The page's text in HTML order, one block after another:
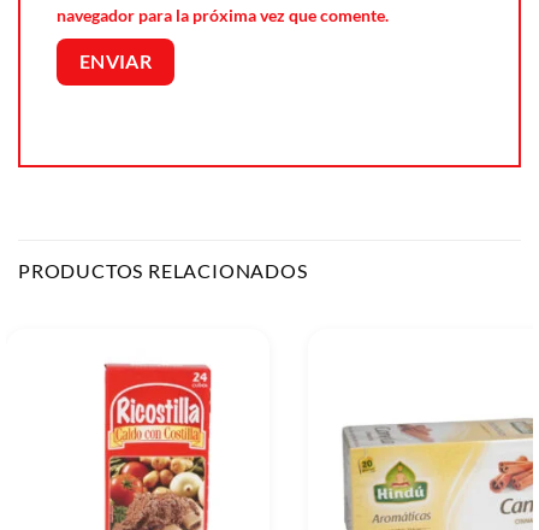
navegador para la próxima vez que comente.
PRODUCTOS RELACIONADOS